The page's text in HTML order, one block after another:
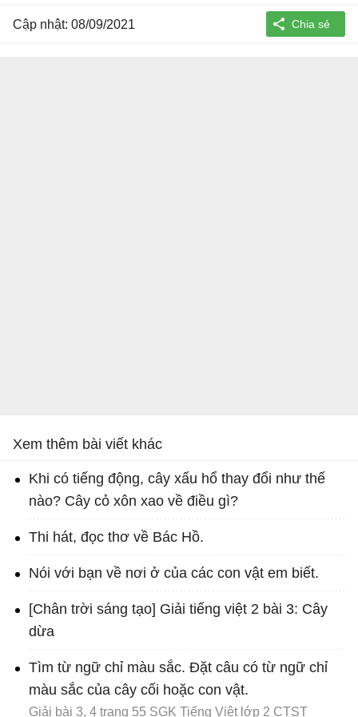
Cập nhật: 08/09/2021
Xem thêm bài viết khác
Khi có tiếng động, cây xấu hổ thay đổi như thế
nào? Cây cỏ xôn xao về điều gì?
Thi hát, đọc thơ về Bác Hồ.
Nói với bạn về nơi ở của các con vật em biết.
[Chân trời sáng tạo] Giải tiếng việt 2 bài 3: Cây
dừa
Tìm từ ngữ chỉ màu sắc. Đặt câu có từ ngữ chỉ
màu sắc của cây cối hoặc con vật.
Giải bài 3, 4 trang 55 SGK Tiếng Việt lớp 2 CTST